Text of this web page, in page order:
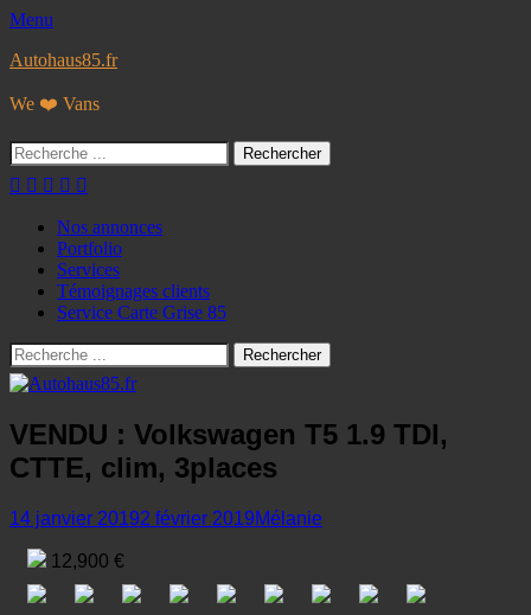
Menu
Autohaus85.fr
We ❤️ Vans
Rechercher :
Facebook
Googleplus
E- Instagram
Menu
principal
Aller
contenu
Nos annonces
Portfolio
Services
Témoignages clients
Service Carte Grise 85
Recherche
Rechercher :
VENDU : Volkswagen T5 1.9 TDI,
CTTE, clim, 3places
Posted
14 janvier 20192 février 2019Author
Mélanie
12,900 €